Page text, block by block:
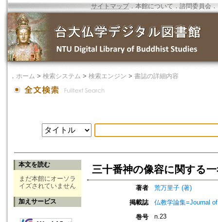
サイトマップ．本館について ． 諮問委員会 ．
． ホーム > 検索システム > 検索エンジン > 書誌の詳細内容
本文を読む
まだ本館にオーソラ
イズされていません
加えサービス
三十番神の像容に関する
著者
荒万里子 (著)
掲載誌
仏教学論集=Journal
巻号
n.23